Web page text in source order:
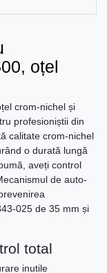
oțel
crom-nichel și
profesioniștii din
calitate crom-nichel
o durată lungă
aveți control
de auto-
025 de 35 mm și
total
inutile